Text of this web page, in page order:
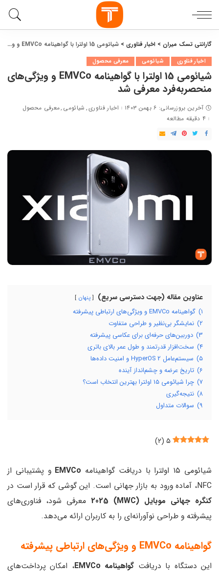
گارانتی تسک میران > اخبار فناوری > شیائومی 15 اولترا با گواهینامه EMVCo و ویژگی‌های منحصربه‌فرد معرفی شد
اخبار فناوری شیائومی معرفی محصول
شیائومی 15 اولترا با گواهینامه EMVCo و ویژگی‌های
منحصربه‌فرد معرفی شد
آخرین بروزرسانی: ۶ بهمن ۱۴۰۳ اخبار فناوری شیائومی معرفی محصول
۴ دقیقه مطالعه
عناوین مقاله (جهت دسترسی سریع) پنهان
۱) گواهینامه EMVCo و ویژگی‌های ارتباطی پیشرفته
۲) نمایشگر بی‌نظیر و طراحی متفاوت
۳) دوربین‌های حرفه‌ای برای عکاسی پیشرفته
۴) سخت‌افزار قدرتمند و طول عمر بالای باتری
۵)
سیستم‌عامل HyperOS 2 و امنیت داده‌ها
۶) تاریخ عرضه و چشم‌انداز آینده
۷) چرا شیائومی ۱۵ اولترا بهترین انتخاب است؟
۸) نتیجه‌گیری
۹)
سوالات متداول
۵ (۲)
شیائومی ۱۵ اولترا با دریافت گواهینامه EMVCo و پشتیبانی از
NFC، آماده ورود به بازار جهانی است. این گوشی که قرار است در
کنگره جهانی موبایل (MWC) 2025
معرفی شود، فناوری‌های
پیشرفته و طراحی نوآورانه‌ای را به کاربران ارائه می‌دهد.
گواهینامه EMVCo و ویژگی‌های ارتباطی پیشرفته
این دستگاه با دریافت گواهینامه EMVCo
، امکان پرداخت‌های